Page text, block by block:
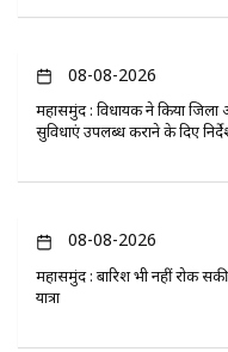
08-08-2026
महासमुंद : विधायक ने किया जिला
सुविधाएं उपलब्ध कराने के दिए
08-08-2026
महासमुंद : बारिश भी नहीं रोक
यात्रा